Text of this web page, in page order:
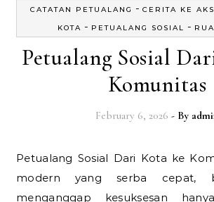
CATATAN PETUALANG - CERITA KE
KOTA - PETUALANG SOSIAL -
Petualang Sosial
Komunitas
February 6, 2026 - By
Petualang Sosial Dari Kota ke Komunitas – Di era
modern yang serba cepat,
menganggap kesuksesan